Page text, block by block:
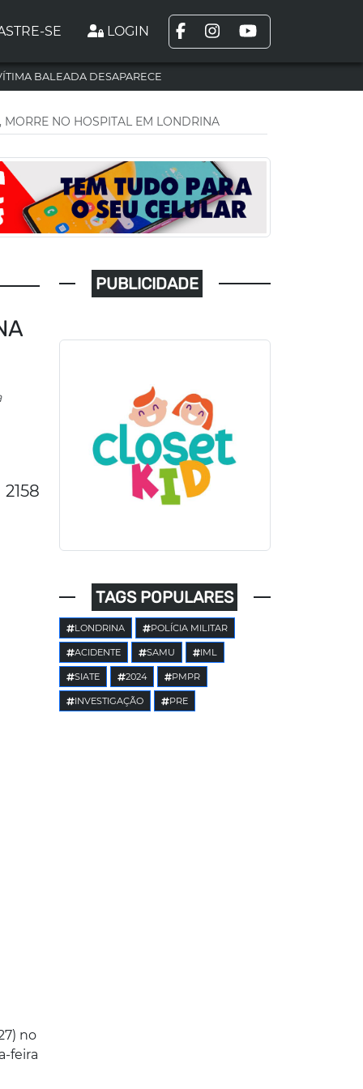
SE LOGIN
BALEADA DESAPARECE
NO HOSPITAL EM LONDRINA
2158
no
feira
PUBLICIDADE
TAGS POPULARES
LONDRINA POLÍCIA MILITAR
ACIDENTE SAMU IML
SIATE 2024 PMPR
INVESTIGAÇÃO PRE